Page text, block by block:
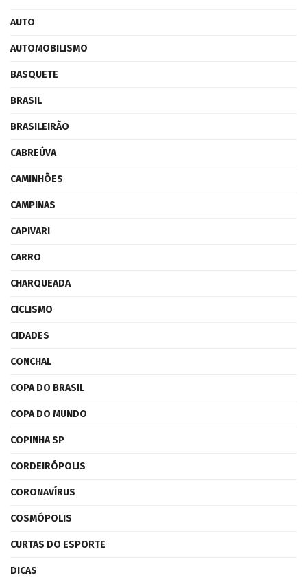
AUTO
AUTOMOBILISMO
BASQUETE
BRASIL
BRASILEIRÃO
CABREÚVA
CAMINHÕES
CAMPINAS
CAPIVARI
CARRO
CHARQUEADA
CICLISMO
CIDADES
CONCHAL
COPA DO BRASIL
COPA DO MUNDO
COPINHA SP
CORDEIRÓPOLIS
CORONAVÍRUS
COSMÓPOLIS
CURTAS DO ESPORTE
DICAS